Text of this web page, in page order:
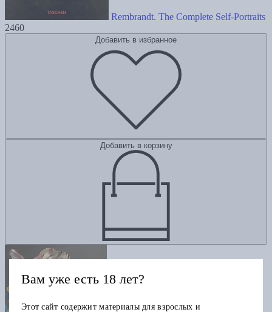
Rembrandt. The Complete Self-Portraits
2460
Добавить в избранное
Добавить в корзину
Вам уже есть 18 лет?
Этот сайт содержит материалы для взрослых и